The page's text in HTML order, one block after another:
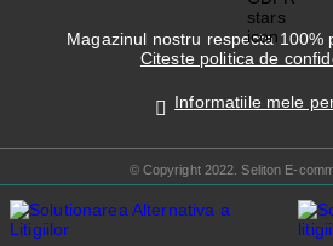
Magazinul nostru respecta 100%
Citeste politica de
Informatiile mele
© Copyright 2022. Seliton E-